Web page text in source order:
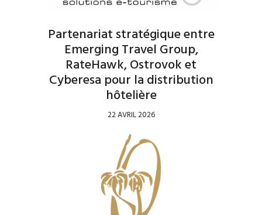
Partenariat stratégique entre
Emerging Travel Group,
RateHawk, Ostrovok et
Cyberesa pour la distribution
hôtelière
22 AVRIL 2026